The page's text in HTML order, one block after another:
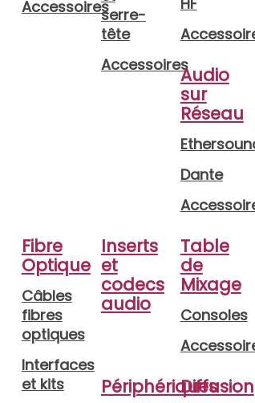
Accessoiresserre-
tête
AccessoiresAudio
sur
Réseau
Dante
Fibre
Optique
Câbles
fibres
optiques
Interfaces
et kits
Inserts
et
codecs
audio
Table
de
Mixage
Consoles
PériphériquesDiffusion